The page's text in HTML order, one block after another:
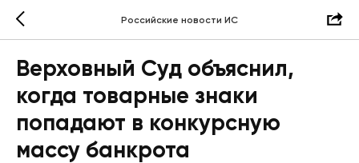
Российские новости ИС
Верховный Суд объяснил,
когда товарные знаки
попадают в конкурсную
массу банкрота